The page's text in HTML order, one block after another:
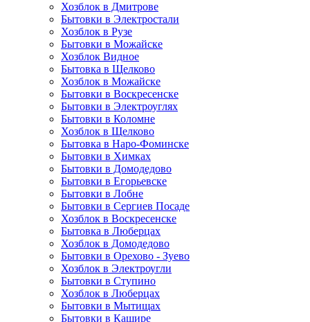
Хозблок в Дмитрове
Бытовки в Электростали
Хозблок в Рузе
Бытовки в Можайске
Хозблок Видное
Бытовкa в Щелково
Хозблок в Можайске
Бытовки в Воскресенске
Бытовки в Электроуглях
Бытовки в Коломне
Хозблок в Щелково
Бытовка в Наро-Фоминске
Бытовки в Химках
Бытовки в Домодедово
Бытовки в Егорьевске
Бытовки в Лобне
Бытовки в Сергиев Посаде
Хозблок в Воскресенске
Бытовка в Люберцах
Хозблок в Домодедово
Бытовки в Орехово - Зуево
Хозблок в Электроугли
Бытовки в Ступино
Хозблок в Люберцах
Бытовки в Мытищах
Бытовки в Кашире